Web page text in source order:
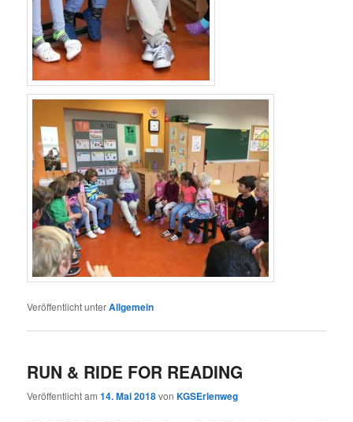
Veröffentlicht unterAllgemein
RUN & RIDE FOR READING
Veröffentlicht am14. Mai 2018vonKGSErlenweg